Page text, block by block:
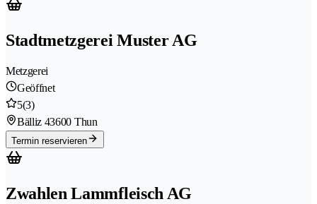
Stadtmetzgerei Muster AG
Metzgerei
Geöffnet
5(3)
Bälliz 43600 Thun
Termin reservieren
Zwahlen Lammfleisch AG